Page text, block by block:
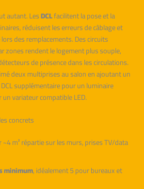
autant. LesDCLfacilitent la pose et la
réduisent les erreurs de câblage et
des remplacements. Des circuits
zones rendent le logement plus souple,
de présence dans les circulations.
deux multiprises au salon en ajoutant un
supplémentaire pour un luminaire
un variateur compatible LED.
concrets
~4 m² répartie sur les murs, prises TV/data
minimum, idéalement 5 pour bureaux et